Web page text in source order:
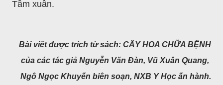
Tầm xuân.
Bài viết được trích từ sách: CÂY HOA CHỮA BỆNH
của các tác giả Nguyễn Văn Đàn, Vũ Xuân Quang,
Ngô Ngọc Khuyến biên soạn, NXB Y Học ấn hành.